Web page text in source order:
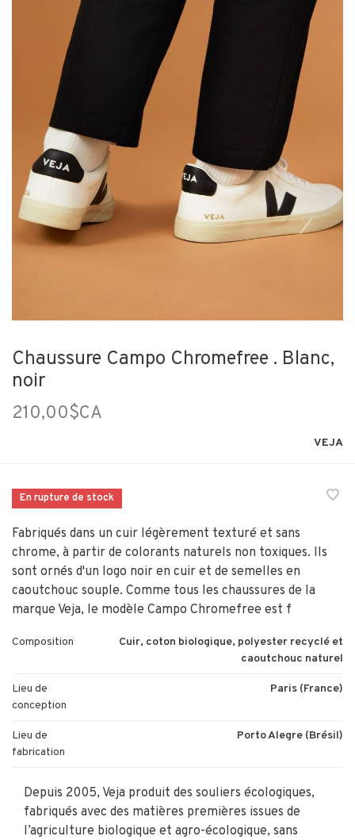
Chaussure Campo Chromefree . Blanc,
noir
210,00$CA
VEJA
En rupture de stock
Fabriqués dans un cuir légèrement texturé et sans
chrome, à partir de colorants naturels non toxiques. Ils
sont ornés d'un logo noir en cuir et de semelles en
caoutchouc souple. Comme tous les chaussures de la
marque Veja, le modèle Campo Chromefree est f
Composition
Cuir, coton biologique, polyester recyclé et
caoutchouc naturel
Lieu de
conception
Paris (France)
Lieu de
fabrication
Porto Alegre (Brésil)
Depuis 2005, Veja produit des souliers écologiques,
fabriqués avec des matières premières issues de
l’agriculture biologique et agro-écologique, sans